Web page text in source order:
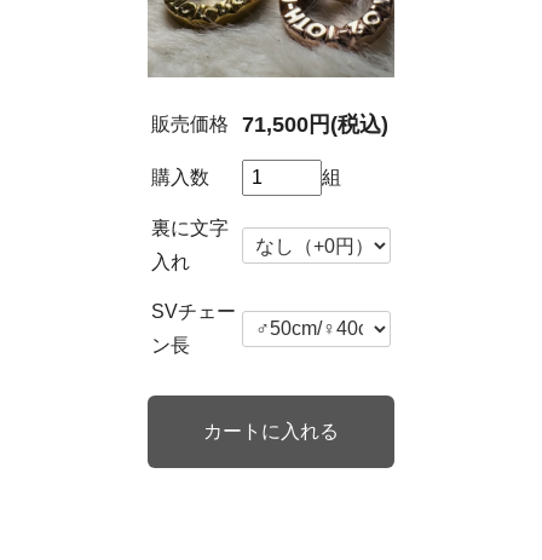
販売価格 71,500円(税込)
購入数 組
裏に文字
入れ
SVチェー
ン長